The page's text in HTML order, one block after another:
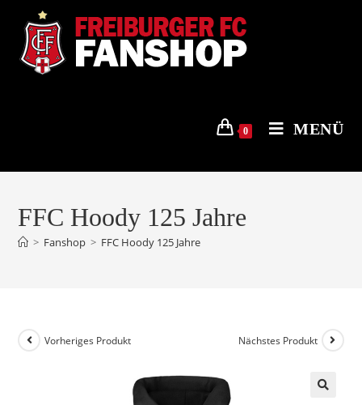
Inhalt
springen
0 MENÜ
FFC Hoody 125 Jahre
> Fanshop > FFC Hoody 125 Jahre
Vorheriges Produkt Nächstes Produkt